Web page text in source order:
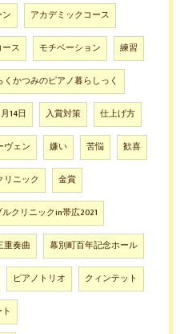
アカデミックコース
ス モチベーション 練習
くかつみのピアノ暮らしっく
14日 入賞対策 仕上げ方
ヴェン 嫌い 苦悩 歓喜
ニック 金賞
クリニックin帯広2021
重奏曲 幕別町百年記念ホール
ピアノトリオ クィンテット